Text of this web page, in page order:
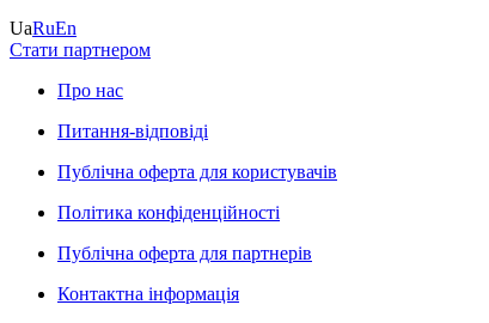
UaRuEn
Стати партнером
Про нас
Питання-відповіді
Публічна оферта для користувачів
Політика конфіденційності
Публічна оферта для партнерів
Контактна інформація